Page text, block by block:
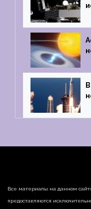
Все материалы на данном
предоставляются